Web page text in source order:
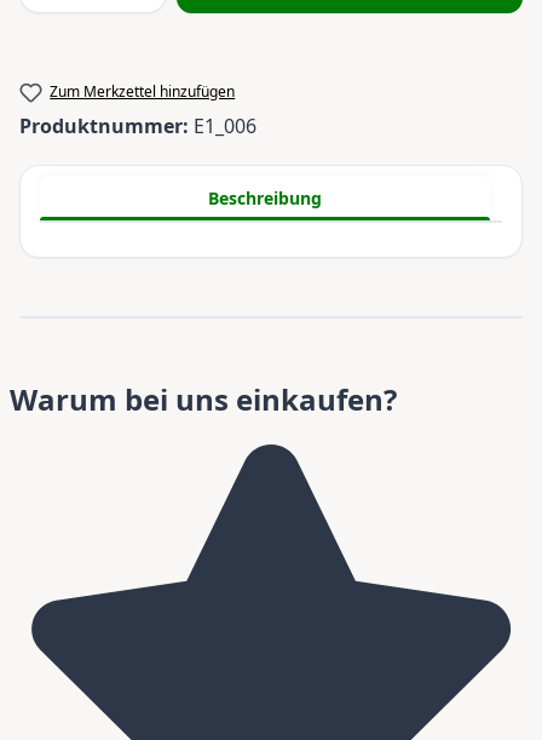
Zum Merkzettel hinzufügen
Produktnummer: E1_006
Beschreibung
Warum bei uns einkaufen?